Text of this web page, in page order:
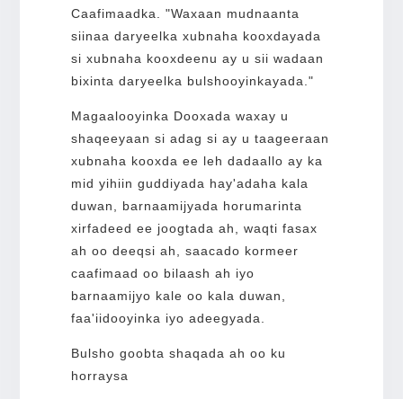
Caafimaadka. "Waxaan mudnaanta
siinaa daryeelka xubnaha kooxdayada
si xubnaha kooxdeenu ay u sii wadaan
bixinta daryeelka bulshooyinkayada."
Magaalooyinka Dooxada waxay u
shaqeeyaan si adag si ay u taageeraan
xubnaha kooxda ee leh dadaallo ay ka
mid yihiin guddiyada hay'adaha kala
duwan, barnaamijyada horumarinta
xirfadeed ee joogtada ah, waqti fasax
ah oo deeqsi ah, saacado kormeer
caafimaad oo bilaash ah iyo
barnaamijyo kale oo kala duwan,
faa'iidooyinka iyo adeegyada.
Bulsho goobta shaqada ah oo ku
horraysa